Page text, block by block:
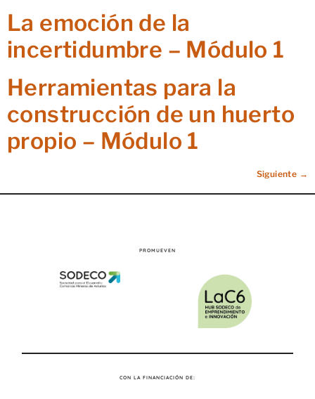
La emoción de la
incertidumbre – Módulo 1
Herramientas para la
construcción de un huerto
propio – Módulo 1
Siguiente →
PROMUEVEN
CON LA FINANCIACIÓN DE: